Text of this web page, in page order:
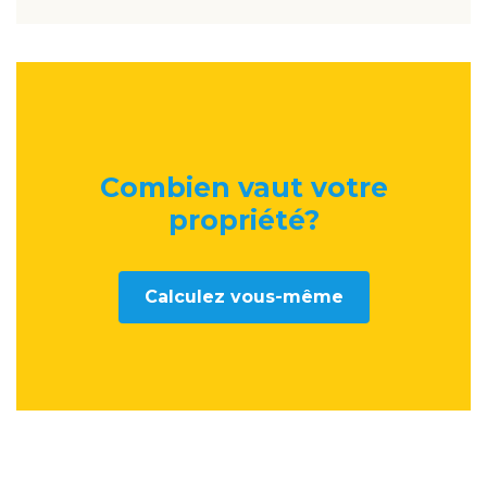
Combien vaut votre
propriété?
Calculez vous-même